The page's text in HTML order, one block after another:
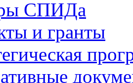
СПИДа
и гранты